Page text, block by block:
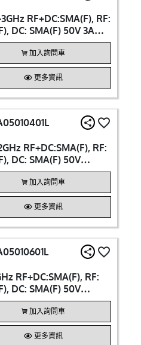
RF+DC:SMA(F), RF:
DC: SMA(F) 50V 3A
加入詢問車
更多資訊
RF+DC:SMA(F), RF:
DC: SMA(F) 50V
Bias Tee
加入詢問車
更多資訊
RF+DC:SMA(F), RF:
DC: SMA(F) 50V
Bias Tee
加入詢問車
更多資訊